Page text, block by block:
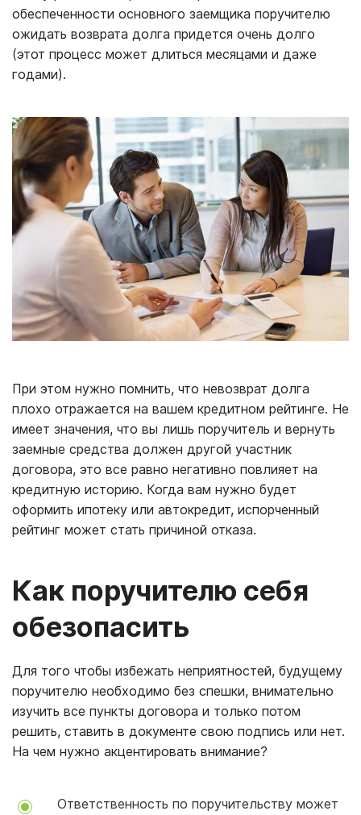
обеспеченности основного заемщика поручителю
ожидать возврата долга придется очень долго
(этот процесс может длиться месяцами и даже
годами).
При этом нужно помнить, что невозврат долга
плохо отражается на вашем кредитном рейтинге. Не
имеет значения, что вы лишь поручитель и вернуть
заемные средства должен другой участник
договора, это все равно негативно повлияет на
кредитную историю. Когда вам нужно будет
оформить ипотеку или автокредит, испорченный
рейтинг может стать причиной отказа.
Как поручителю себя
обезопасить
Для того чтобы избежать неприятностей, будущему
поручителю необходимо без спешки, внимательно
изучить все пункты договора и только потом
решить, ставить в документе свою подпись или нет.
На чем нужно акцентировать внимание?
Ответственность по поручительству может